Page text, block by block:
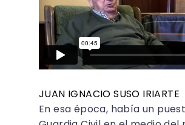
JUAN IGNACIO SUSO IRIARTE
En esa época, había un